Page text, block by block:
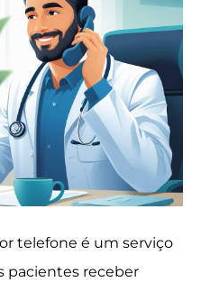
telefone é um serviço
pacientes receber